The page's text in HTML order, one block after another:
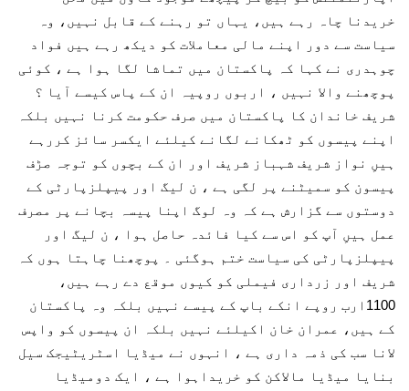
خریدنا چاہ رہے ہیں، یہاں تو رہنے کے قابل نہیں، وہ
سیاست سے دور اپنے مالی معاملات کو دیکھ رہے ہیں فواد
چوہدری نے کہا کہ پاکستان میں تماشا لگا ہوا ہے ، کوئی
پوچھنے والا نہیں ، اربوں روپیہ ان کے پاس کیسے آیا ؟
شریف خاندان کا پاکستان میں صرف حکومت کرنا نہیں بلکہ
اپنے پیسوں کو ٹھکانے لگانے کیلئے ایکسر سائز کررہے
ہیںِ نواز شریف شہباز شریف اور ان کے بچوں کو توجہ صڑف
پیسون کو سمیٹنے پر لگی ہے ، ن لیگ اور پیپلزپارٹی کے
دوستوں سے گزارش ہے کہ وہ لوگ اپنا پیسہ بچانے پر مصرف
عمل ہیںِ آپ کو اس سے کیا فائدہ حاصل ہوا ، ن لیگ اور
پیپلزپارٹی کی سیاست ختم ہوگئی ۔ پوچھنا چاہتا ہوں کہ
شریف اور زرداری فیملی کو کیوں موقع دے رہے ہیں،
1100ارب روپے انکے باپ کے پیسے نہیں بلکہ وہ پاکستان
کے ہیں، عمران خان اکیلئے نہیں بلکہ ان پیسوں کو واپس
لانا سب کی ذمہ داری ہے ، انہوں نے میڈیا اسٹریٹیجک سیل
بنایا میڈیا مالاکن کو خریداہوا ہے ، ایک دومیڈیا